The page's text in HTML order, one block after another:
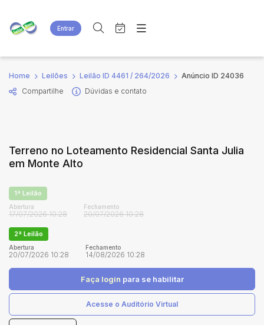
Entrar
Criar conta Entrar
Site
Agenda
Quem Somos
Busca por palavra-chave
Estados Cidade
Bairro
Judiciais
Faixa de valor
R$
Quem Somos
Home Leilões Leilão ID 4461 / 264/2026
Anúncio ID 24036
Compartilhe
Dúvidas e contato
Terreno no Loteamento Residencial Santa Julia
em Monte Alto
1ª Leilão
Abertura
17/07/2026 10:28
Fechamento
20/07/2026 10:28
2ª Leilão
Abertura
20/07/2026 10:28
Fechamento
14/08/2026 10:28
Faça login para se habilitar
Acesse o Auditório Virtual